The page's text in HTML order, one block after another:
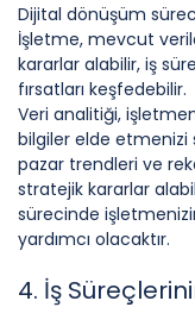
Dijital dönüşüm
İşletme, mevcut
kararlar alabilir, iş
fırsatları keşfedebilir.
Veri analitiği,
bilgiler elde etmenizi
pazar trendleri ve
stratejik kararlar
sürecinde
yardımcı olacaktır.
4. İş